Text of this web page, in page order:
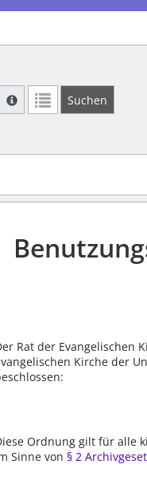
Suche mit Platzhalter "*",
Suchen
Rat der Evangelischen
Kirche der
Ordnung gilt für alle
Sinne von § 2